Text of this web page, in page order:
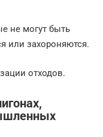
не могут быть
или захороняются.
отходов.